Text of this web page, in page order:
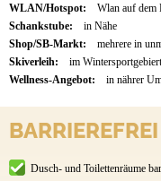
WLAN/Hotspot:
Wlan auf dem
Schankstube:
in Nähe
Shop/SB-Markt:
mehrere in
Skiverleih:
im
Wellness-Angebot:
in nährer
BARRIEREFREI
Dusch- und Toilettenräume